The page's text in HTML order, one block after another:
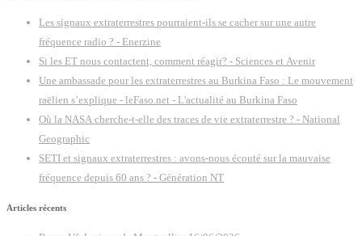
Les signaux extraterrestres pourraient-ils se cacher sur une autre
fréquence radio ? - Enerzine
Si les ET nous contactent, comment réagir? - Sciences et Avenir
Une ambassade pour les extraterrestres au Burkina Faso : Le mouvement
raëlien s’explique - leFaso.net - L'actualité au Burkina Faso
Où la NASA cherche-t-elle des traces de vie extraterrestre ? - National
Geographic
SETI et signaux extraterrestres : avons-nous écouté sur la mauvaise
fréquence depuis 60 ans ? - Génération NT
Articles récents